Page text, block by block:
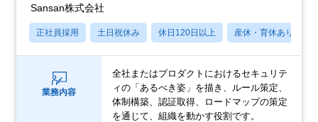
Sansan株式会社
正社員採用 土日祝休み 休日120日以上 産休・育休あり
業務内容
全社またはプロダクトにおけるセキュリテ
ィの「あるべき姿」を描き、ルール策定、
体制構築、認証取得、ロードマップの策定
を通じて、組織を動かす役割です。